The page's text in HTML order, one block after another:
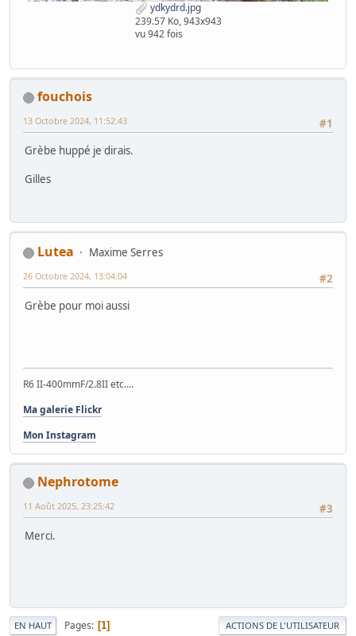
ydkydrd.jpg
239.57 Ko, 943x943
vu 942 fois
fouchois
#1
13 Octobre 2024, 11:52:43
Grèbe huppé je dirais.
Gilles
Lutea
Maxime Serres
#2
26 Octobre 2024, 13:04:04
Grèbe pour moi aussi
R6 II-400mmF/2.8II etc....
Ma galerie Flickr
Mon Instagram
Nephrotome
#3
11 Août 2025, 23:25:42
Merci.
EN HAUT Pages 1 ACTIONS DE L'UTILISATEUR